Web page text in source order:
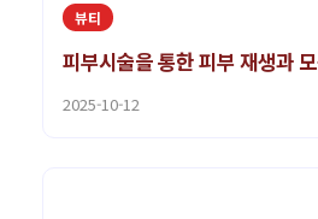
뷰티
피부시술을 통한 피부 재생과
2025-10-12